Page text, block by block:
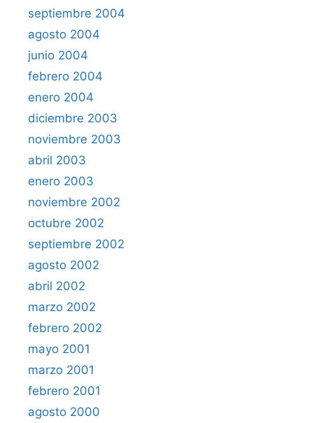
septiembre 2004
agosto 2004
junio 2004
febrero 2004
enero 2004
diciembre 2003
noviembre 2003
abril 2003
enero 2003
noviembre 2002
octubre 2002
septiembre 2002
agosto 2002
abril 2002
marzo 2002
febrero 2002
mayo 2001
marzo 2001
febrero 2001
agosto 2000